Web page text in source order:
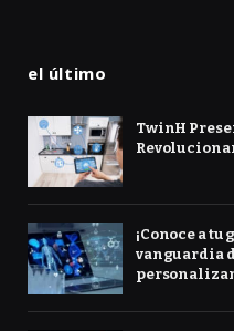
el último
TwinH
¡Conoce a
vanguardia